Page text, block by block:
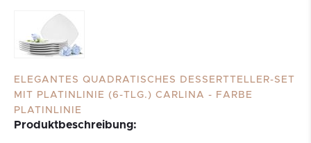
ELEGANTES QUADRATISCHES DESSERTTELLER-SET
MIT PLATINLINIE (6-TLG.) CARLINA - FARBE
PLATINLINIE
Produktbeschreibung: